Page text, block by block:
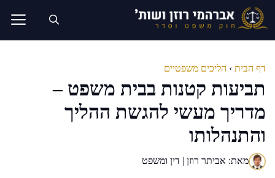
לדלג
לתוכן
דף הבית › הליכים משפטיים
תביעות קטנות בבית משפט –
מדריך מעשי להגשת ההליך
והתנהלותו
מאת: אביתר רוזן | דין ומשפט